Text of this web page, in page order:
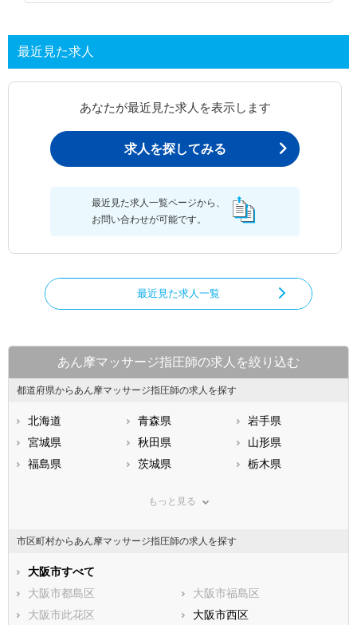
最近見た求人
あなたが最近見た求人を表示します
求人を探してみる
最近見た求人一覧ページから、
お問い合わせが可能です。
最近見た求人一覧
あん摩マッサージ指圧師の求人を絞り込む
都道府県からあん摩マッサージ指圧師の求人を探す
北海道 青森県
岩手県
宮城県
秋田県
山形県
福島県
茨城県
栃木県
神奈川県
石川県
福井県
静岡県
滋賀県
大阪府
兵庫県
和歌山県
もっと見る
市区町村からあん摩マッサージ指圧師の求人を探す
大阪市すべて
大阪市都島区
大阪市福島区
大阪市此花区
大阪市西区